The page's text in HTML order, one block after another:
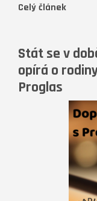
Celý článek
Stát se v
opírá o
Proglas